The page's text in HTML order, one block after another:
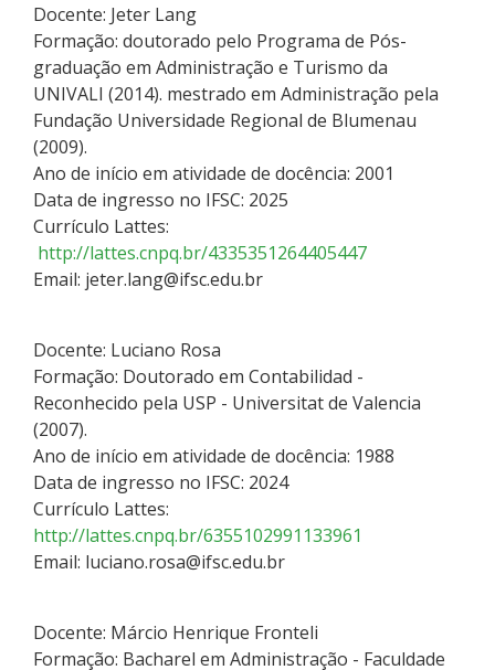
Docente: Jeter Lang
Formação: doutorado pelo Programa de Pós-
graduação em Administração e Turismo da
UNIVALI (2014). mestrado em Administração pela
Fundação Universidade Regional de Blumenau
(2009).
Ano de início em atividade de docência: 2001
Data de ingresso no IFSC: 2025
Currículo Lattes:
http://lattes.cnpq.br/4335351264405447
Email: jeter.lang@ifsc.edu.br
Docente: Luciano Rosa
Formação: Doutorado em Contabilidad -
Reconhecido pela USP - Universitat de Valencia
(2007).
Ano de início em atividade de docência: 1988
Data de ingresso no IFSC: 2024
Currículo Lattes:
http://lattes.cnpq.br/6355102991133961
Email: luciano.rosa@ifsc.edu.br
Docente: Márcio Henrique Fronteli
Formação: Bacharel em Administração - Faculdade